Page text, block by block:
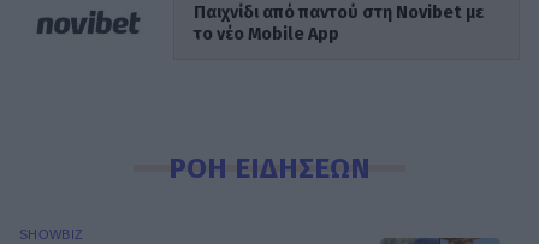
Παιχνίδι από παντού στη Novibet με
το νέο Mobile App
ΡΟΗ ΕΙΔΗΣΕΩΝ
SHOWBIZ